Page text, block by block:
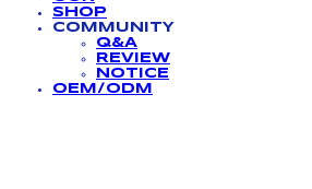
SHOP
COMMUNITY
Q&A
REVIEW
NOTICE
OEM/ODM